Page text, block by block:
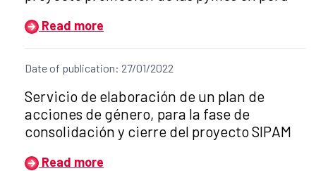
Read more
Date of publication: 27/01/2022
Title of the announcement:
Servicio de elaboración de un plan de
acciones de género, para la fase de
consolidación y cierre del proyecto SIPAM
Read more